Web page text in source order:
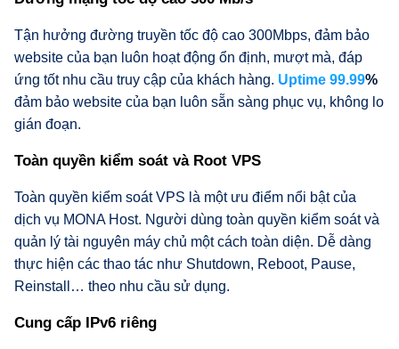
Tận hưởng đường truyền tốc độ cao 300Mbps, đảm bảo
website của bạn luôn hoạt động ổn định, mượt mà, đáp
ứng tốt nhu cầu truy cập của khách hàng. Uptime 99.99%
đảm bảo website của bạn luôn sẵn sàng phục vụ, không lo
gián đoạn.
Toàn quyền kiểm soát và Root VPS
Toàn quyền kiểm soát VPS là một ưu điểm nổi bật của
dịch vụ MONA Host. Người dùng toàn quyền kiểm soát và
quản lý tài nguyên máy chủ một cách toàn diện. Dễ dàng
thực hiện các thao tác như Shutdown, Reboot, Pause,
Reinstall… theo nhu cầu sử dụng.
Cung cấp IPv6 riêng